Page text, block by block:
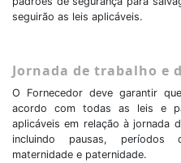
seguirão as leis aplicáveis.
Jornada de trabalho e
O Fornecedor deve garantir
acordo com todas as leis e
aplicáveis em relação à jornada
incluindo pausas, períodos
maternidade e paternidade.